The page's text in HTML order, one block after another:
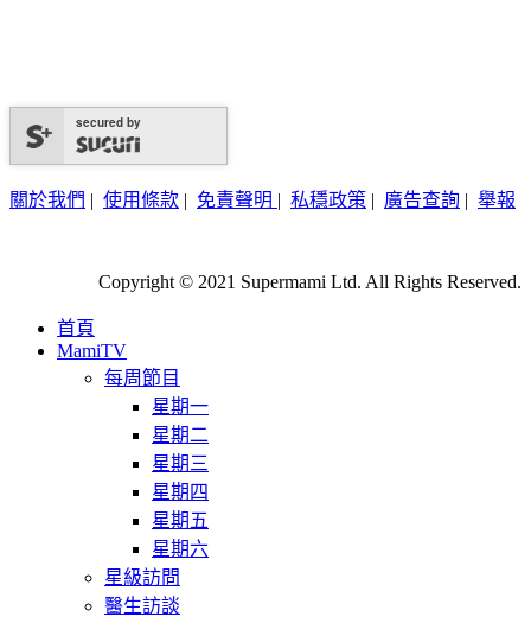
secured by
關於我們 | 使用條款 | 免責聲明 | 私穩政策 | 廣告查詢 | 舉報
Copyright © 2021 Supermami Ltd. All Rights Reserved.
首頁
MamiTV
每周節目
星期一
星期二
星期三
星期四
星期五
星期六
星級訪問
醫生訪談